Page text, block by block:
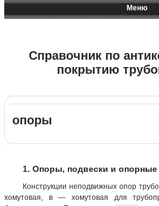
Меню
Справочник по
покрытию
опоры
1. Опоры, подвески и опорные
Конструкции неподвижных опор
хомутовая, в — хомутовая для